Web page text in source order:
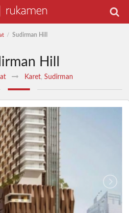
/ Sudirman Hill
Hill
Karet, Sudirman